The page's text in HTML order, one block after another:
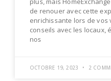
de renouer avec cette
enrichissante lors de vos
conseils avec les locaux,
nos
OCTOBRE 19, 2023 2